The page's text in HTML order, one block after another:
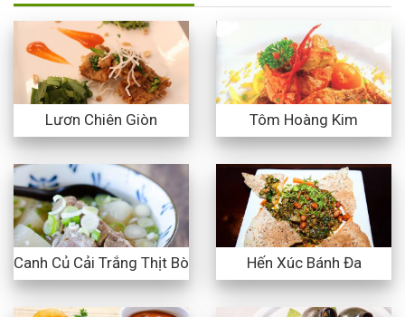
Lươn Chiên Giòn Tôm Hoàng Kim
Canh Củ Cải Trắng Thịt Bò Hến Xúc Bánh Đa